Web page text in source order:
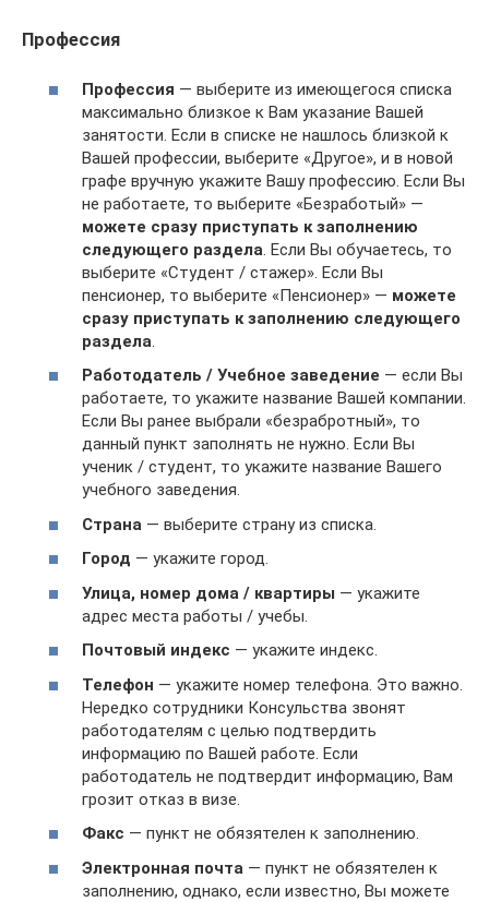
Профессия
Профессия — выберите из имеющегося списка
максимально близкое к Вам указание Вашей
занятости. Если в списке не нашлось близкой к
Вашей профессии, выберите «Другое», и в новой
графе вручную укажите Вашу профессию. Если Вы
не работаете, то выберите «Безработый» —
можете сразу приступать к заполнению
следующего раздела. Если Вы обучаетесь, то
выберите «Студент / стажер». Если Вы
пенсионер, то выберите «Пенсионер» — можете
сразу приступать к заполнению следующего
раздела.
Работодатель / Учебное заведение — если Вы
работаете, то укажите название Вашей компании.
Если Вы ранее выбрали «безрабротный», то
данный пункт заполнять не нужно. Если Вы
ученик / студент, то укажите название Вашего
учебного заведения.
Страна — выберите страну из списка.
Город — укажите город.
Улица, номер дома / квартиры — укажите
адрес места работы / учебы.
Почтовый индекс — укажите индекс.
Телефон — укажите номер телефона. Это важно.
Нередко сотрудники Консульства звонят
работодателям с целью подтвердить
информацию по Вашей работе. Если
работодатель не подтвердит информацию, Вам
грозит отказ в визе.
Факс — пункт не обязятелен к заполнению.
Электронная почта — пункт не обязятелен к
заполнению, однако, если известно, Вы можете